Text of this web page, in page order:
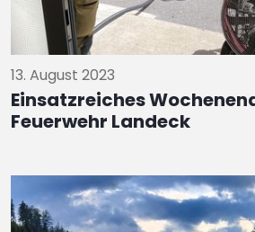
13. August 2023
Einsatzreiches
Feuerwehr Landeck